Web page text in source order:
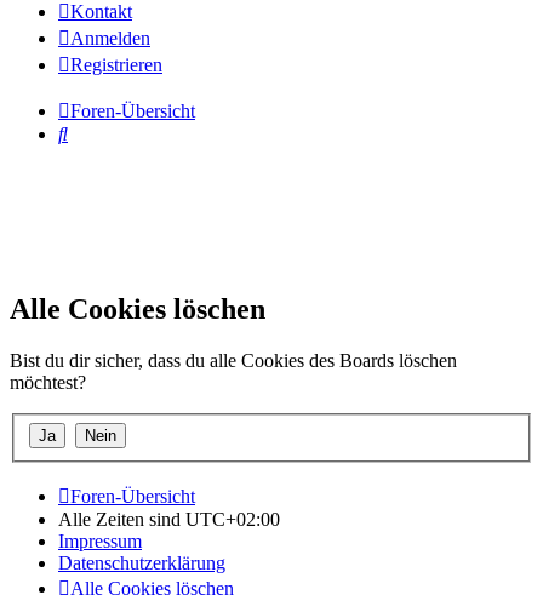
Kontakt
Anmelden
Registrieren
Foren-Übersicht
Suche
Alle Cookies löschen
Bist du dir sicher, dass du alle Cookies des Boards löschen
möchtest?
Foren-Übersicht
Alle Zeiten sind UTC+02:00
Impressum
Datenschutzerklärung
Alle Cookies löschen